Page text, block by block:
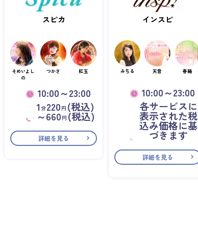
スピカ
そめいよし
の
つかさ 紅玉
10:00～23:00
1分220 円 (税込)
～660 円 (税込)
詳細を見る
インスピ
みちる 天音 春陽
10:00～23:00
各サービスに
表示された税
込み価格に基
づきます
詳細を見る